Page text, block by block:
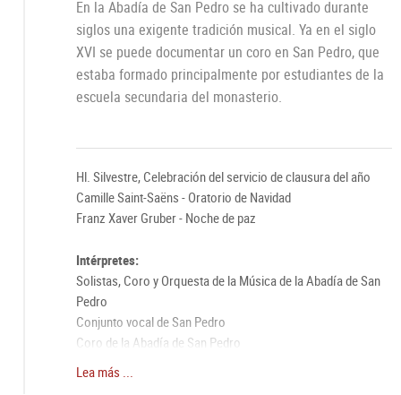
En la Abadía de San Pedro se ha cultivado durante
siglos una exigente tradición musical. Ya en el siglo
XVI se puede documentar un coro en San Pedro, que
estaba formado principalmente por estudiantes de la
escuela secundaria del monasterio.
Hl. Silvestre, Celebración del servicio de clausura del año
Camille Saint-Saëns - Oratorio de Navidad
Franz Xaver Gruber - Noche de paz
Intérpretes:
Solistas, Coro y Orquesta de la Música de la Abadía de San
Pedro
Conjunto vocal de San Pedro
Coro de la Abadía de San Pedro
Peter Peinstingl (Dirección)
Lea más ...